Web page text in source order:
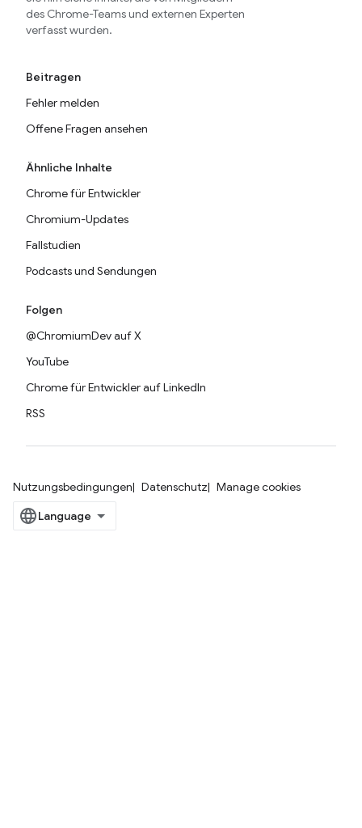
des Chrome-Teams und externen Experten
verfasst wurden.
Beitragen
Fehler melden
Offene Fragen ansehen
Ähnliche Inhalte
Chrome für Entwickler
Chromium-Updates
Fallstudien
Podcasts und Sendungen
Folgen
@ChromiumDev auf X
YouTube
Chrome für Entwickler auf LinkedIn
RSS
Nutzungsbedingungen Datenschutz Manage cookies